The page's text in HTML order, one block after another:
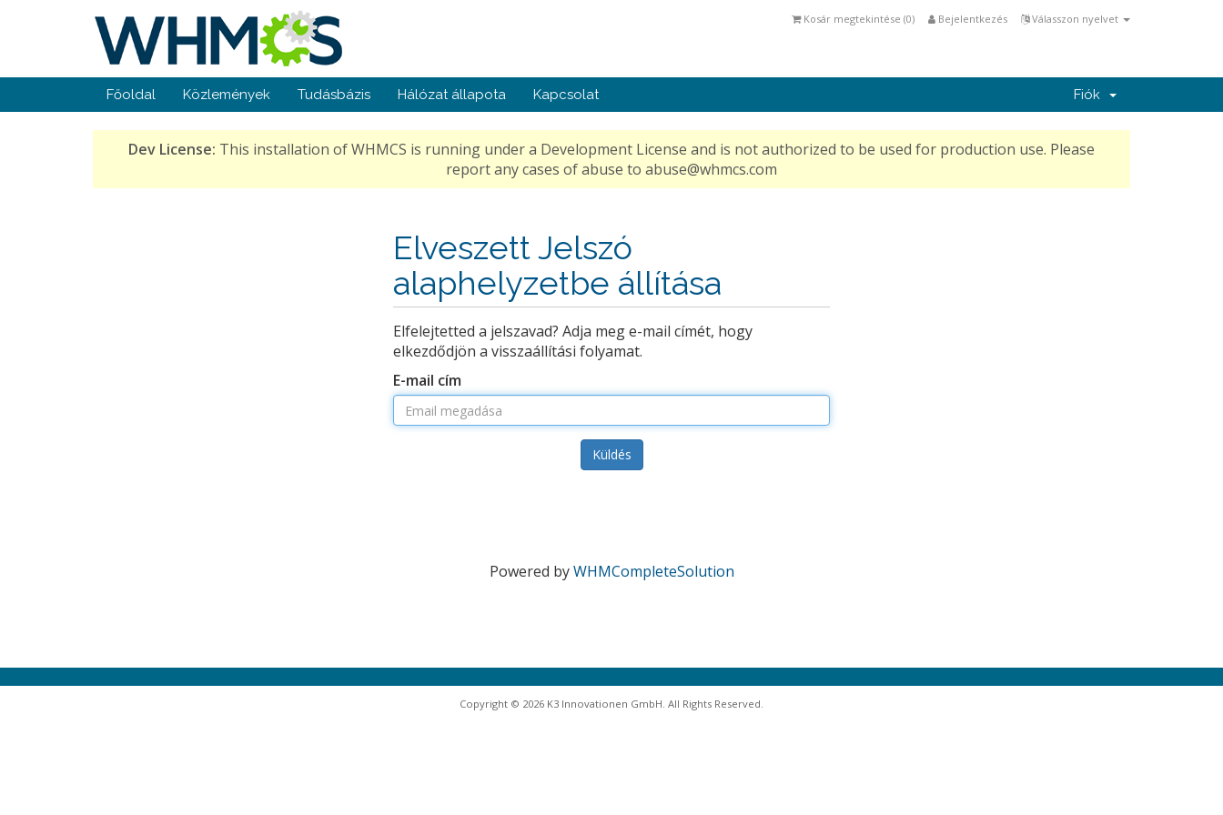
Válasszon nyelvet
Bejelentkezés
Kosár megtekintése (0)
Főoldal Közlemények Tudásbázis Hálózat állapota Kapcsolat Fiók
Dev License: This installation of WHMCS is running under a Development License and is not authorized to be used for production use. Please
report any cases of abuse to abuse@whmcs.com
Elveszett Jelszó
alaphelyzetbe állítása
Elfelejtetted a jelszavad? Adja meg e-mail címét, hogy
elkezdődjön a visszaállítási folyamat.
E-mail cím
Küldés
Powered byWHMCompleteSolution
Copyright © 2026 K3 Innovationen GmbH. All Rights Reserved.